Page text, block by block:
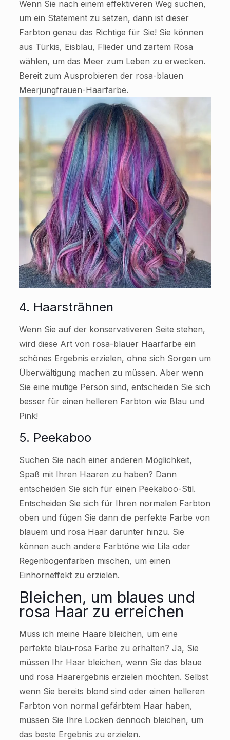
Wenn Sie nach einem effektiveren Weg suchen,
um ein Statement zu setzen, dann ist dieser
Farbton genau das Richtige für Sie! Sie können
aus Türkis, Eisblau, Flieder und zartem Rosa
wählen, um das Meer zum Leben zu erwecken.
Bereit zum Ausprobieren der rosa-blauen
Meerjungfrauen-Haarfarbe.
4. Haarsträhnen
Wenn Sie auf der konservativeren Seite stehen,
wird diese Art von rosa-blauer Haarfarbe ein
schönes Ergebnis erzielen, ohne sich Sorgen um
Überwältigung machen zu müssen. Aber wenn
Sie eine mutige Person sind, entscheiden Sie sich
besser für einen helleren Farbton wie Blau und
Pink!
5. Peekaboo
Suchen Sie nach einer anderen Möglichkeit,
Spaß mit Ihren Haaren zu haben? Dann
entscheiden Sie sich für einen Peekaboo-Stil.
Entscheiden Sie sich für Ihren normalen Farbton
oben und fügen Sie dann die perfekte Farbe von
blauem und rosa Haar darunter hinzu. Sie
können auch andere Farbtöne wie Lila oder
Regenbogenfarben mischen, um einen
Einhorneffekt zu erzielen.
Bleichen, um blaues und
rosa Haar zu erreichen
Muss ich meine Haare bleichen, um eine
perfekte blau-rosa Farbe zu erhalten? Ja, Sie
müssen Ihr Haar bleichen, wenn Sie das blaue
und rosa Haarergebnis erzielen möchten. Selbst
wenn Sie bereits blond sind oder einen helleren
Farbton von normal gefärbtem Haar haben,
müssen Sie Ihre Locken dennoch bleichen, um
das beste Ergebnis zu erzielen.